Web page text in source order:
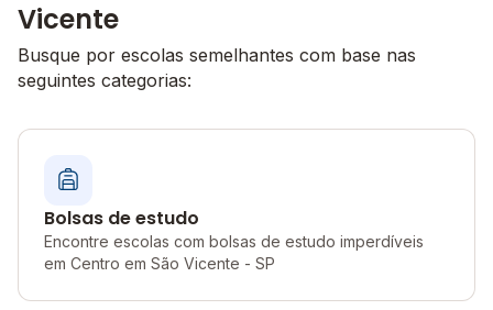
Vicente
Busque por escolas semelhantes com base nas
seguintes categorias:
Bolsas de estudo
Encontre escolas com bolsas de estudo imperdíveis
em Centro em São Vicente - SP